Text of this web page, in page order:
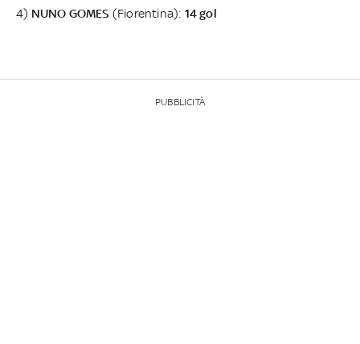
4) NUNO GOMES (Fiorentina): 14 gol
PUBBLICITÀ